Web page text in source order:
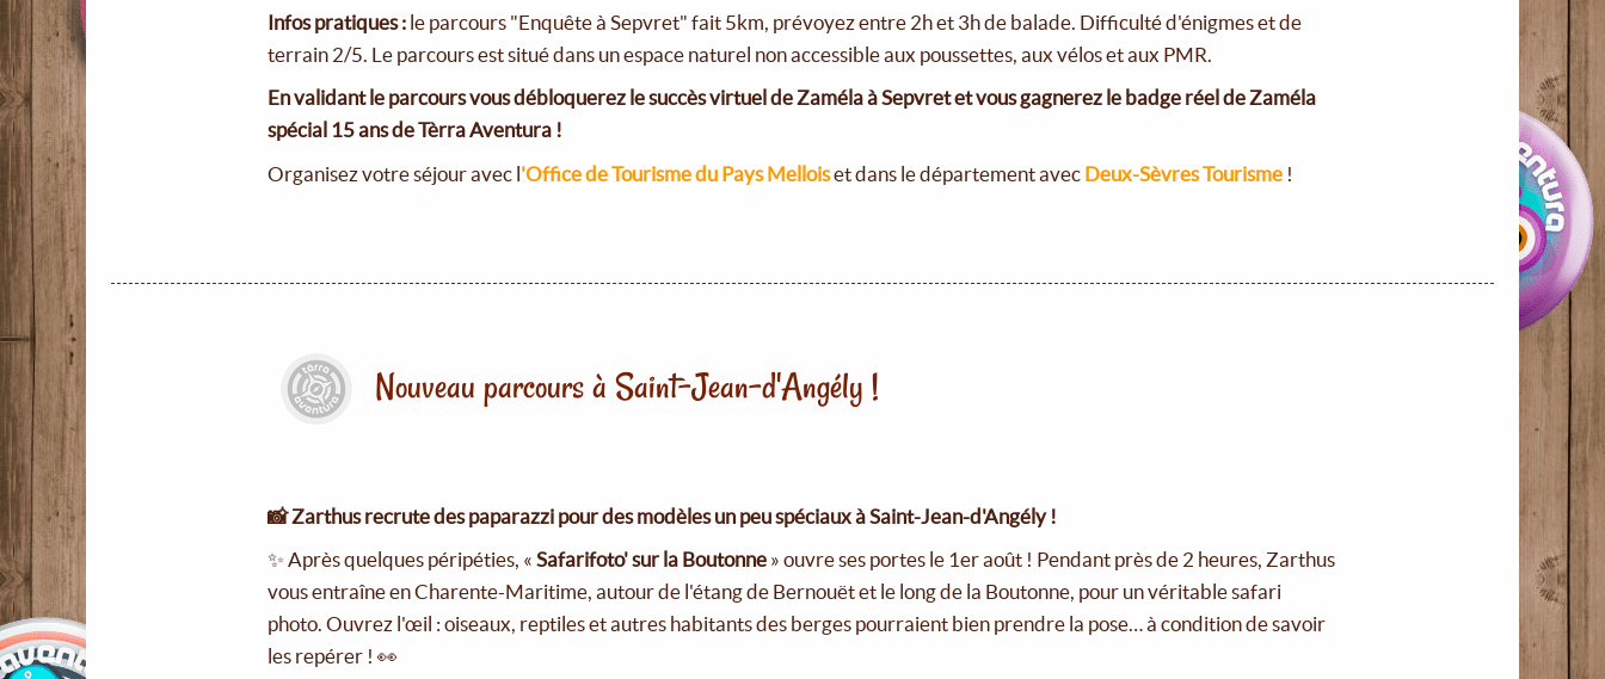
Infos pratiques :le parcours "Enquête à Sepvret" fait 5km, prévoyez entre 2h et 3h de balade. Difficulté d'énigmes et de
terrain 2/5. Le parcours est situé dans un espace naturel non accessible aux poussettes, aux vélos et aux PMR.
En validant le parcours vous débloquerez le succès virtuel de Zaméla à Sepvret et vous gagnerez le badge réel de Zaméla
spécial 15 ans de Tèrra Aventura !
Organisez votre séjour avec l'Office de Tourisme du Pays Melloiset dans le département avec Deux-Sèvres Tourisme!
Nouveau parcours à Saint-Jean-d'Angély !
📸 Zarthus recrute des paparazzi pour des modèles un peu spéciaux à Saint-Jean-d'Angély !
✨ Après quelques péripéties, « Safarifoto' sur la Boutonne» ouvre ses portes le 1er août ! Pendant près de 2 heures, Zarthus
vous entraîne en Charente-Maritime, autour de l'étang de Bernouët et le long de la Boutonne, pour un véritable safari
photo. Ouvrez l'œil : oiseaux, reptiles et autres habitants des berges pourraient bien prendre la pose… à condition de savoir
les repérer ! 👀